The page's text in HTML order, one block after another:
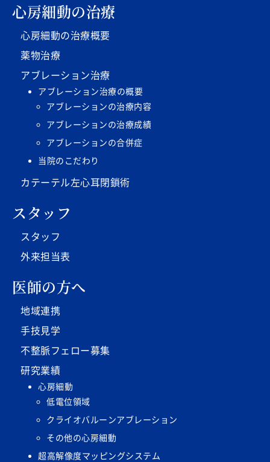
心房細動の治療
心房細動の治療概要
薬物治療
アブレーション治療
アブレーション治療の概要
アブレーションの治療内容
アブレーションの治療成績
アブレーションの合併症
当院のこだわり
カテーテル左心耳閉鎖術
スタッフ
スタッフ
外来担当表
医師の方へ
地域連携
手技見学
不整脈フェロー募集
研究業績
心房細動
低電位領域
クライオバルーンアブレーション
その他の心房細動
超高解像度マッピングシステム